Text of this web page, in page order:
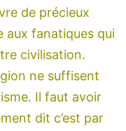
de précieux
aux fanatiques qui
civilisation.
ne suffisent
Il faut avoir
dit c’est par